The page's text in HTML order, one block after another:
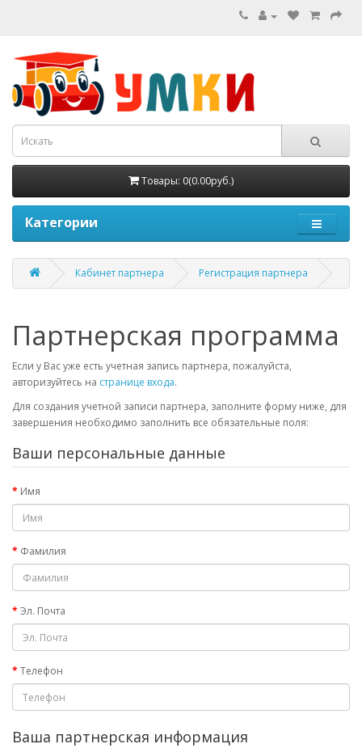
Товары: 0(0.00руб.)
Категории
Кабинет партнера Регистрация партнера
Партнерская программа
Если у Вас уже есть учетная запись партнера, пожалуйста,
авторизуйтесь на странице входа.
Для создания учетной записи партнера, заполните форму ниже, для
завершения необходимо заполнить все обязательные поля:
Ваши персональные данные
Имя
Фамилия
Эл. Почта
Телефон
Ваша партнерская информация